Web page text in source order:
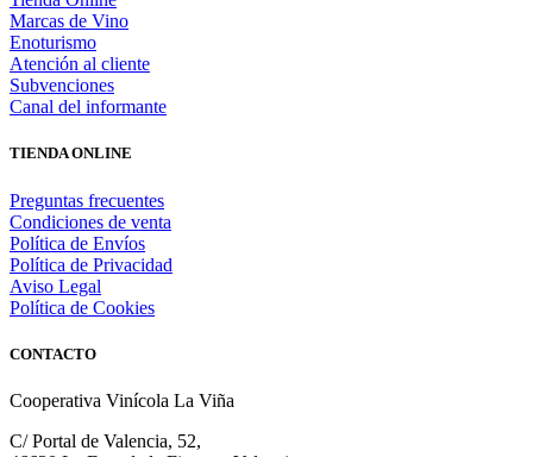
Marcas de Vino
Enoturismo
Atención al cliente
Subvenciones
Canal del informante
TIENDA ONLINE
Preguntas frecuentes
Condiciones de venta
Política de Envíos
Política de Privacidad
Aviso Legal
Política de Cookies
CONTACTO
Cooperativa Vinícola La Viña
C/ Portal de Valencia, 52,